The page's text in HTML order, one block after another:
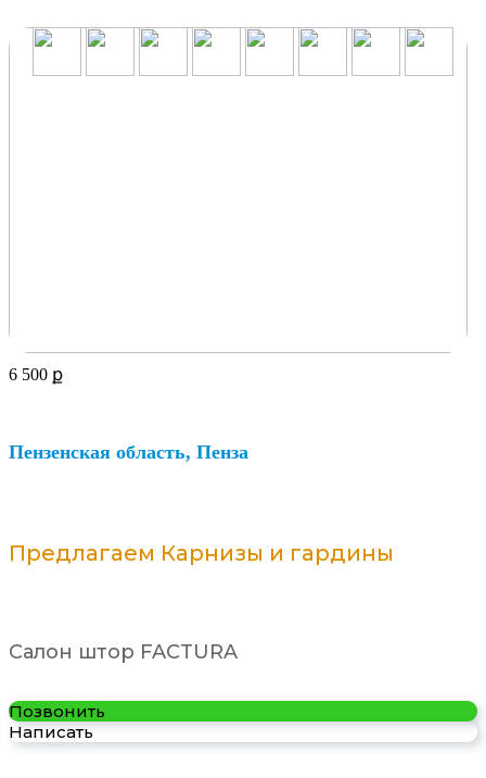
6 500 ք
Пензенская область, Пенза
Предлагаем Карнизы и гардины
Салон штор FACTURA
Позвонить
Написать